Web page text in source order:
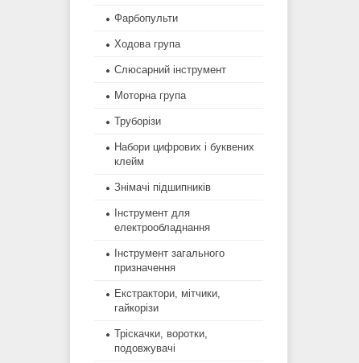
Фарбопульти
Ходова група
Слюсарний інструмент
Моторна група
Труборізи
Набори цифрових і буквених
клейм
Знімачі підшипників
Інструмент для
електрообладнання
Інструмент загального
призначення
Екстрактори, мітчики,
гайкорізи
Тріскачки, воротки,
подовжувачі